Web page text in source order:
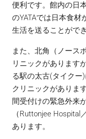
便利です。館内の日
のYATAでは日本食
生活を送ることができ
また、北角（ノース
リニックがあります
る駅の太古(タイクー
クリニックがありま
間受付けの緊急外来
（Ruttonjee
あります。